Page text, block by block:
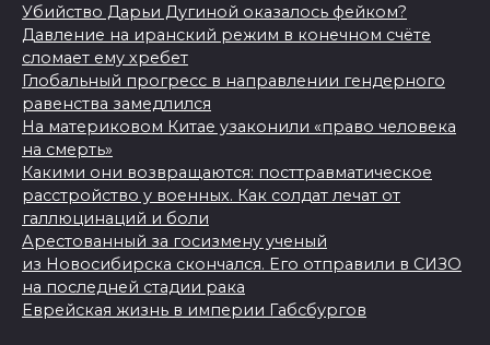
Убийство Дарьи Дугиной оказалось фейком?
Давление на иранский режим в конечном счёте
сломает ему хребет
Глобальный прогресс в направлении гендерного
равенства замедлился
На материковом Китае узаконили «право человека
на смерть»
Какими они возвращаются: посттравматическое
расстройство у военных. Как солдат лечат от
галлюцинаций и боли
Арестованный за госизмену ученый
из Новосибирска скончался. Его отправили в СИЗО
на последней стадии рака
Еврейская жизнь в империи Габсбургов